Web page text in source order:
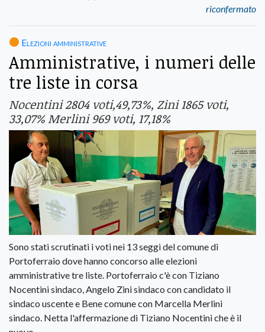
riconfermato
Elezioni amministrative
Amministrative, i numeri delle
tre liste in corsa
Nocentini 2804 voti,49,73%, Zini 1865 voti,
33,07% Merlini 969 voti, 17,18%
Sono stati scrutinati i voti nei 13 seggi del comune di
Portoferraio dove hanno concorso alle elezioni
amministrative tre liste. Portoferraio c'è con Tiziano
Nocentini sindaco, Angelo Zini sindaco con candidato il
sindaco uscente e Bene comune con Marcella Merlini
sindaco. Netta l'affermazione di Tiziano Nocentini che è il